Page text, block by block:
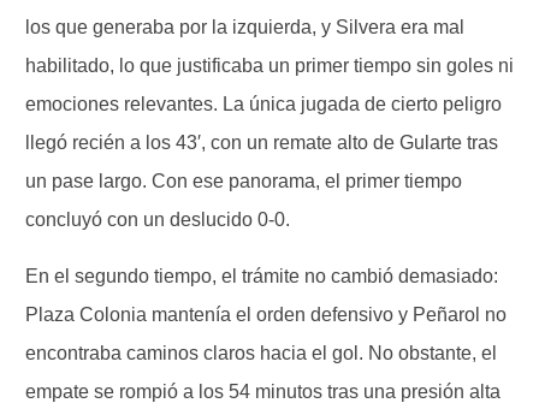
los que generaba por la izquierda, y Silvera era mal
habilitado, lo que justificaba un primer tiempo sin goles ni
emociones relevantes. La única jugada de cierto peligro
llegó recién a los 43′, con un remate alto de Gularte tras
un pase largo. Con ese panorama, el primer tiempo
concluyó con un deslucido 0-0.
En el segundo tiempo, el trámite no cambió demasiado:
Plaza Colonia mantenía el orden defensivo y Peñarol no
encontraba caminos claros hacia el gol. No obstante, el
empate se rompió a los 54 minutos tras una presión alta